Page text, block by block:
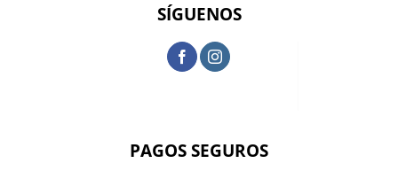
SÍGUENOS
PAGOS SEGUROS